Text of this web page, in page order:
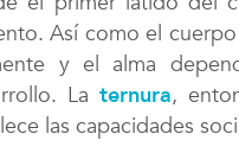
Así como el
y el alma
Laternura,
las capacidades